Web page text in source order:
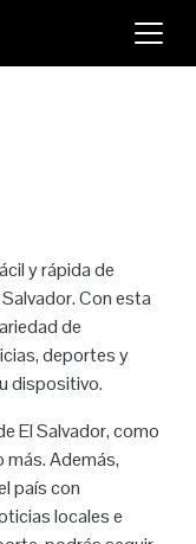
y rápida de
Con esta
de
deportes y
dispositivo.
El Salvador, como
más. Además,
país con
locales e